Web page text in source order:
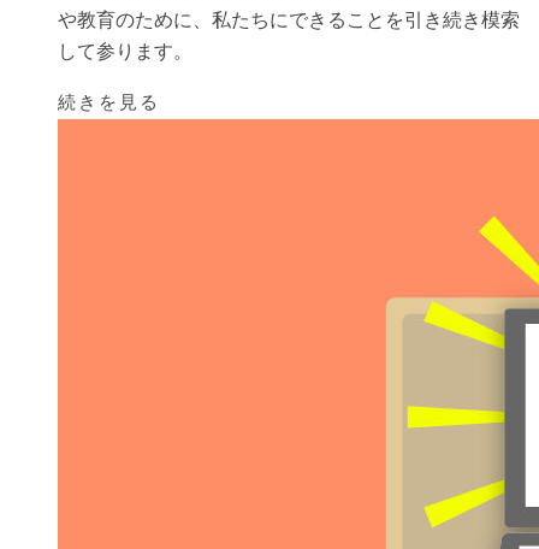
や教育のために、私たちにできることを引き続き模索
して参ります。
続きを見る